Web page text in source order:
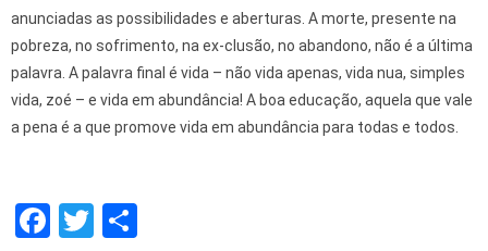
anunciadas as possibilidades e aberturas. A morte, presente na
pobreza, no sofrimento, na ex-clusão, no abandono, não é a última
palavra. A palavra final é vida – não vida apenas, vida nua, simples
vida, zoé – e vida em abundância! A boa educação, aquela que vale
a pena é a que promove vida em abundância para todas e todos.
F
T